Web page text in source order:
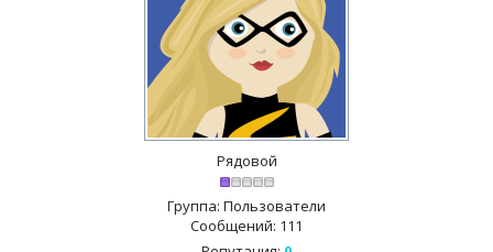
Рядовой
Группа: Пользователи
Сообщений: 111